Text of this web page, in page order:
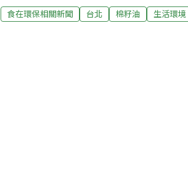
基食品廠有限公司」的純棉籽油（粗煉）進
間公布檢驗結果，科長曾素香表示，這3瓶棉
食在環保相關新聞 台北 棉籽油 生活環境